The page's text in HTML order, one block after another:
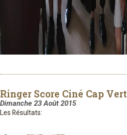
Ringer Score Ciné Cap Vert
Dimanche 23 Août 2015
Les Résultats: